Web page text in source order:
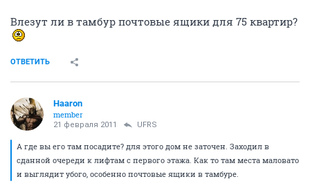
Влезут ли в тамбур почтовые ящики для 75 квартир?
ОТВЕТИТЬ
Haaron
member
21 февраля 2011 UFRS
А где вы его там посадите? для этого дом не заточен. Заходил в
сданной очереди к лифтам с первого этажа. Как то там места маловато
и выглядит убого, особенно почтовые ящики в тамбуре.